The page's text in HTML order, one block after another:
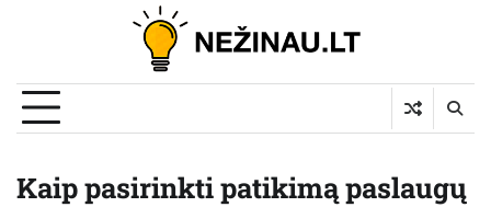
Kaip pasirinkti patikimą paslaugų